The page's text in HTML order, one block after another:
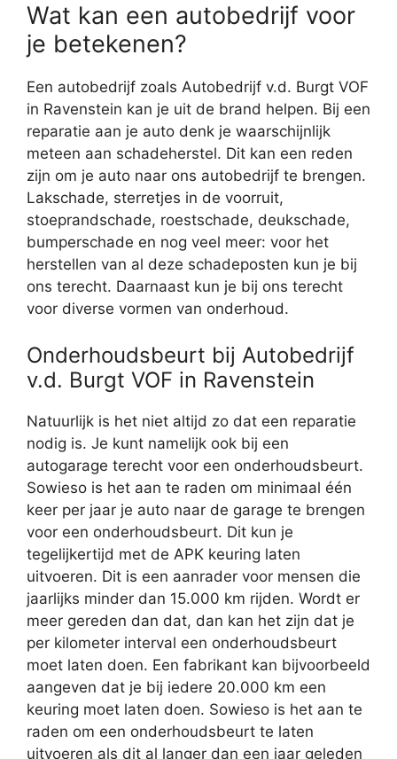
Wat kan een autobedrijf voor
je betekenen?
Een autobedrijf zoals Autobedrijf v.d. Burgt VOF
in Ravenstein kan je uit de brand helpen. Bij een
reparatie aan je auto denk je waarschijnlijk
meteen aan schadeherstel. Dit kan een reden
zijn om je auto naar ons autobedrijf te brengen.
Lakschade, sterretjes in de voorruit,
stoeprandschade, roestschade, deukschade,
bumperschade en nog veel meer: voor het
herstellen van al deze schadeposten kun je bij
ons terecht. Daarnaast kun je bij ons terecht
voor diverse vormen van onderhoud.
Onderhoudsbeurt bij Autobedrijf
v.d. Burgt VOF in Ravenstein
Natuurlijk is het niet altijd zo dat een reparatie
nodig is. Je kunt namelijk ook bij een
autogarage terecht voor een onderhoudsbeurt.
Sowieso is het aan te raden om minimaal één
keer per jaar je auto naar de garage te brengen
voor een onderhoudsbeurt. Dit kun je
tegelijkertijd met de APK keuring laten
uitvoeren. Dit is een aanrader voor mensen die
jaarlijks minder dan 15.000 km rijden. Wordt er
meer gereden dan dat, dan kan het zijn dat je
per kilometer interval een onderhoudsbeurt
moet laten doen. Een fabrikant kan bijvoorbeeld
aangeven dat je bij iedere 20.000 km een
keuring moet laten doen. Sowieso is het aan te
raden om een onderhoudsbeurt te laten
uitvoeren als dit al langer dan een jaar geleden